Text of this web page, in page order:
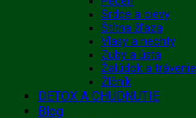
Srdce a cievy
Štítna žľaza
Vlasy a nechty
Zuby a ústa
Žalúdok a trávenie
Žlčník
DETOX A CHUDNUTIE
Blog